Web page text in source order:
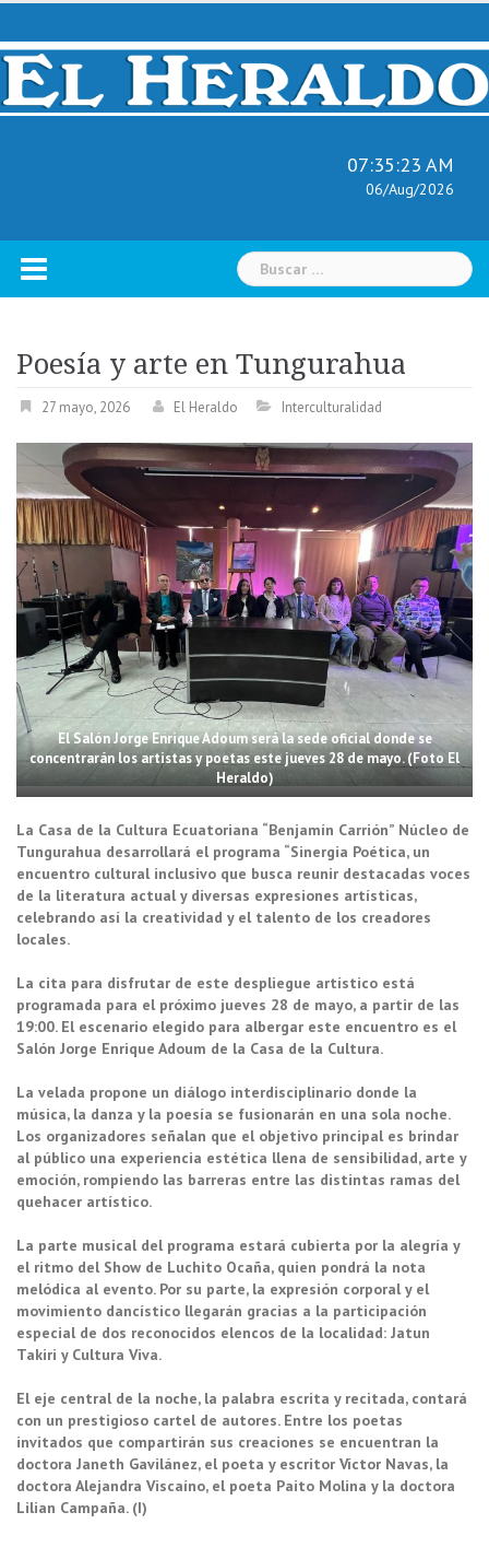
Skip
content
07:35:24 AM
06/Aug/2026
Buscar:
Poesía y arte en Tungurahua
27 mayo, 2026 El Heraldo Interculturalidad
El Salón Jorge Enrique Adoum será la sede oficial donde se
concentrarán los artistas y poetas este jueves 28 de mayo. (Foto El
Heraldo)
La Casa de la Cultura Ecuatoriana “Benjamín Carrión” Núcleo de
Tungurahua desarrollará el programa “Sinergia Poética, un
encuentro cultural inclusivo que busca reunir destacadas voces
de la literatura actual y diversas expresiones artísticas,
celebrando así la creatividad y el talento de los creadores
locales.
La cita para disfrutar de este despliegue artístico está
programada para el próximo jueves 28 de mayo, a partir de las
19:00. El escenario elegido para albergar este encuentro es el
Salón Jorge Enrique Adoum de la Casa de la Cultura.
La velada propone un diálogo interdisciplinario donde la
música, la danza y la poesía se fusionarán en una sola noche.
Los organizadores señalan que el objetivo principal es brindar
al público una experiencia estética llena de sensibilidad, arte y
emoción, rompiendo las barreras entre las distintas ramas del
quehacer artístico.
La parte musical del programa estará cubierta por la alegría y
el ritmo del Show de Luchito Ocaña, quien pondrá la nota
melódica al evento. Por su parte, la expresión corporal y el
movimiento dancístico llegarán gracias a la participación
especial de dos reconocidos elencos de la localidad: Jatun
Takiri y Cultura Viva.
El eje central de la noche, la palabra escrita y recitada, contará
con un prestigioso cartel de autores. Entre los poetas
invitados que compartirán sus creaciones se encuentran la
doctora Janeth Gavilánez, el poeta y escritor Víctor Navas, la
doctora Alejandra Viscaíno, el poeta Paito Molina y la doctora
Lilian Campaña. (I)